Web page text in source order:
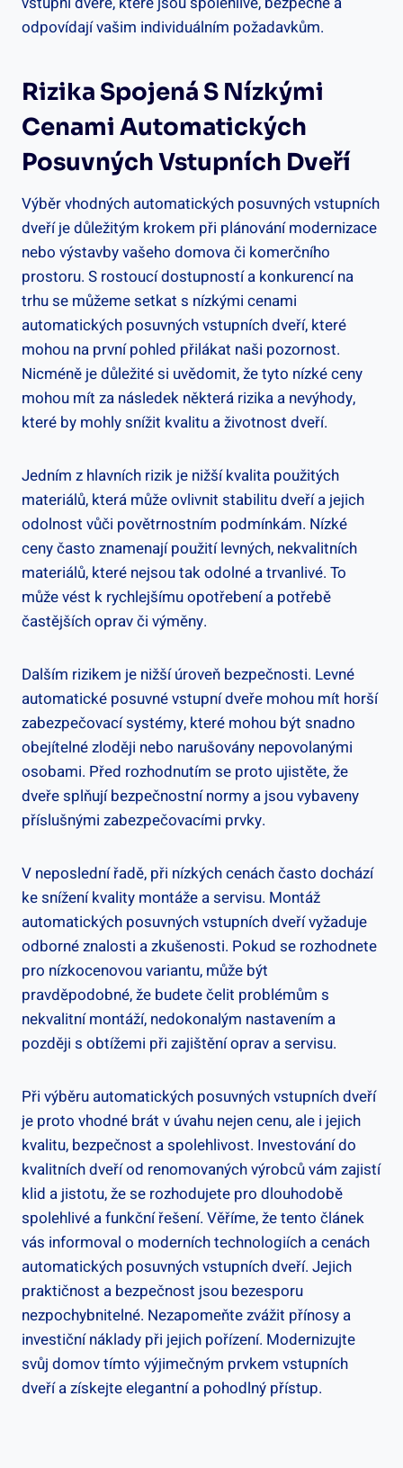
odpovídají vašim individuálním požadavkům.
Rizika Spojená‍ S Nízkými
Cenami​ Automatických
⁤posuvných Vstupních Dveří
Výběr vhodných automatických ​posuvných vstupních
dveří je důležitým‌ krokem při ‍plánování ⁢modernizace
nebo výstavby⁢ vašeho⁤ domova‍ či komerčního
prostoru.‍ S rostoucí dostupností a konkurencí ​na
trhu se⁢ můžeme setkat s nízkými cenami
‌automatických posuvných vstupních⁣ dveří, které
mohou na první pohled přilákat naši pozornost.
Nicméně⁢ je důležité si uvědomit, že ​tyto ⁤nízké ​ceny
mohou mít za následek​ některá rizika a ⁤nevýhody,
které by​ mohly snížit ‌kvalitu‍ a životnost dveří.
Jedním z hlavních rizik⁣ je nižší kvalita použitých
materiálů,‌ která může ⁣ovlivnit stabilitu‍ dveří a jejich
odolnost ‌vůči povětrnostním podmínkám. Nízké
ceny často⁢ znamenají‍ použití levných, ​nekvalitních
materiálů, které nejsou tak odolné ⁤a trvanlivé. To
⁤může vést k rychlejšímu opotřebení ⁢a potřebě
častějších​ oprav či ⁢výměny.
Dalším rizikem je nižší úroveň⁤ bezpečnosti. Levné
automatické‍ posuvné vstupní dveře mohou mít horší
zabezpečovací systémy, které mohou být snadno
obejítelné zloději nebo narušovány nepovolanými​
osobami.⁢ Před⁢ rozhodnutím se proto ujistěte, že
dveře splňují ⁣bezpečnostní​ normy a jsou vybaveny‌
příslušnými ⁢zabezpečovacími⁤ prvky.
V neposlední⁣ řadě, při nízkých cenách často ⁣dochází
ke snížení kvality montáže a servisu. Montáž
automatických posuvných vstupních ‌dveří vyžaduje
odborné znalosti a zkušenosti. Pokud se rozhodnete⁣
pro nízkocenovou ‌variantu, může ‌být
pravděpodobné, že budete čelit ⁣problémům s
nekvalitní montáží, nedokonalým ‌nastavením a
⁣později ⁤s obtížemi při zajištění ‌oprav a‍ servisu.
Při výběru automatických posuvných vstupních dveří
je proto vhodné brát ‌v úvahu ⁣nejen cenu,⁢ ale​ i jejich
kvalitu, bezpečnost a‌ spolehlivost. Investování do
kvalitních dveří od renomovaných výrobců ‍vám zajistí‌
klid a jistotu, že ⁣se ‍rozhodujete pro ⁣dlouhodobě ​
spolehlivé a funkční‌ řešení. Věříme, že tento⁤ článek
vás informoval ⁢o moderních‍ technologiích⁤ a cenách
automatických posuvných ⁣vstupních dveří. Jejich
praktičnost⁣ a bezpečnost jsou⁣ bezesporu
nezpochybnitelné. Nezapomeňte zvážit⁤ přínosy a
investiční náklady při jejich pořízení.​ Modernizujte
svůj domov tímto výjimečným prvkem‌ vstupních⁣
dveří ⁤a‍ získejte elegantní‌ a pohodlný přístup.